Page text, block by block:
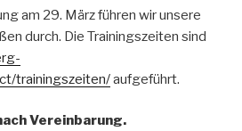
am 29. März führen wir unsere
durch. Die Trainingszeiten sind
trainingszeiten/aufgeführt.
Vereinbarung.